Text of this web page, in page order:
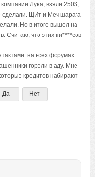
Луна, взяли 250$,
сделали. ЩИт и Меч шарага
Но в итоге вышел на
Считаю, что этих пи****сов
на всех форумах
горели в аду. Мне
кредитов набирают
Да Нет